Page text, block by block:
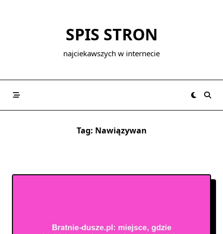
SPIS STRON
najciekawszych w internecie
Tag: Nawiązywan